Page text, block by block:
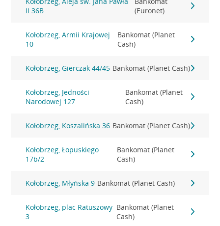
II 36B
(Euronet)
Kołobrzeg, Armii Krajowej
10
Bankomat (Planet
Cash)
Kołobrzeg, Gierczak 44/45 Bankomat (Planet Cash)
Kołobrzeg, Jedności
Narodowej 127
Bankomat (Planet
Cash)
Kołobrzeg, Koszalińska 36 Bankomat (Planet Cash)
Kołobrzeg, Łopuskiego
17b/2
Bankomat (Planet
Cash)
Kołobrzeg, Młyńska 9 Bankomat (Planet Cash)
Kołobrzeg, plac Ratuszowy
3
Bankomat (Planet
Cash)